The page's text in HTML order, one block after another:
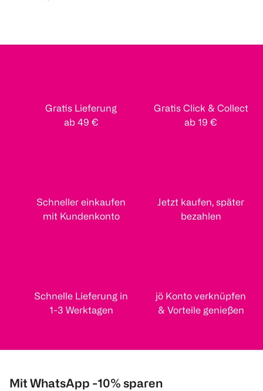
Gratis Lieferung
ab 49 €
Gratis Click & Collect
ab 19 €
Schneller einkaufen
mit Kundenkonto
Jetzt kaufen, später
bezahlen
Schnelle Lieferung in
1-3 Werktagen
jö Konto verknüpfen
& Vorteile genießen
Mit WhatsApp -10% sparen